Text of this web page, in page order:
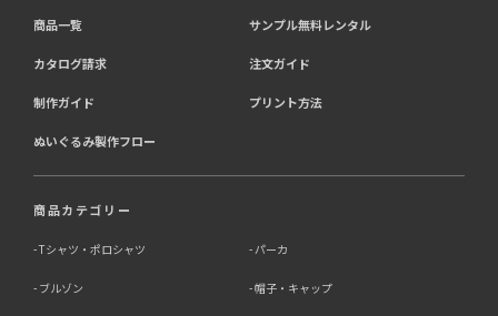
4．個人情報を第三者に提供することが予定される場合の
事項
第三者に提供する目的：パーソナライズ広告配信および効
提供する個人情報の項目：Cookie 等の識別子、広告 ID、
提供の手段又は方法：当社ウェブサイトのタグ・SDK・
携。
提供先：広告配信事業者（例：Google LLC等）。
商品一覧 サンプル無料レンタル
カタログ請求 注文ガイド
制作ガイド プリント方法
ぬいぐるみ製作フロー
商品カテゴリー
Tシャツ・ポロシャツ パーカ
ブルゾン 帽子・キャップ